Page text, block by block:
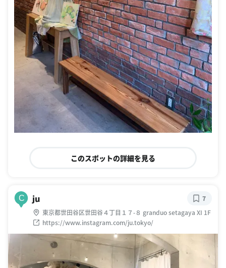
このスポットの詳細を見る
C ju
東京都世田谷区世田谷４丁目１７-８ granduo setagaya XI 1F
https://www.instagram.com/ju.tokyo/
7